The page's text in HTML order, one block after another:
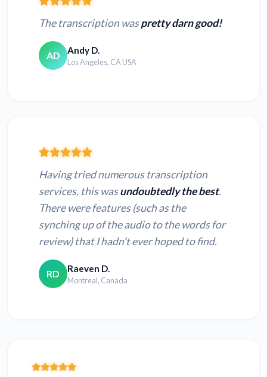
The transcription waspretty darn good!
AD Andy D.
Los Angeles, CA USA
Having tried numerous transcription
services, this wasundoubtedly the best.
There were features (such as the
synching up of the audio to the words for
review) that I hadn’t ever hoped to find.
RD Raeven D.
Montreal, Canada